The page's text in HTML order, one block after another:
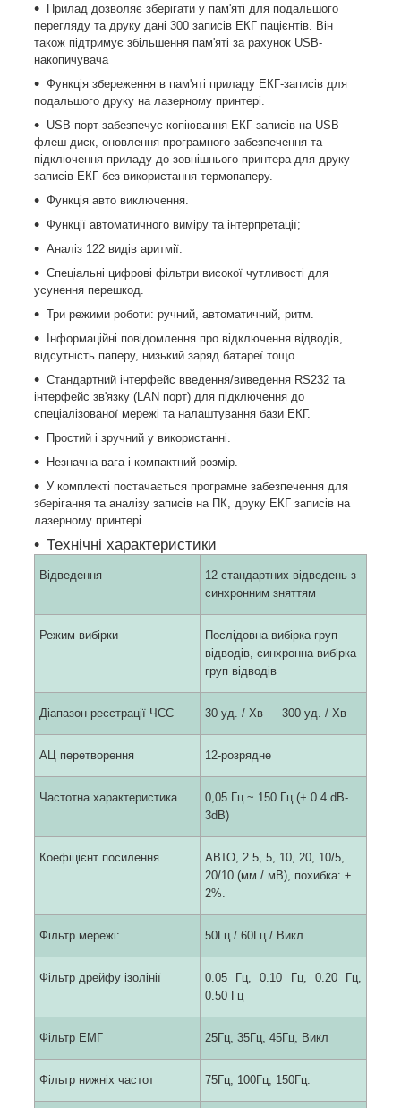
Прилад дозволяє зберігати у пам'яті для подальшого
перегляду та друку дані 300 записів ЕКГ пацієнтів. Він
також підтримує збільшення пам'яті за рахунок USB-
накопичувача
Функція збереження в пам'яті приладу ЕКГ-записів для
подальшого друку на лазерному принтері.
USB порт забезпечує копіювання ЕКГ записів на USB
флеш диск, оновлення програмного забезпечення та
підключення приладу до зовнішнього принтера для друку
записів ЕКГ без використання термопаперу.
Функція авто виключення.
Функції автоматичного виміру та інтерпретації;
Аналіз 122 видів аритмії.
Спеціальні цифрові фільтри високої чутливості для
усунення перешкод.
Три режими роботи: ручний, автоматичний, ритм.
Інформаційні повідомлення про відключення відводів,
відсутність паперу, низький заряд батареї тощо.
Стандартний інтерфейс введення/виведення RS232 та
інтерфейс зв'язку (LAN порт) для підключення до
спеціалізованої мережі та налаштування бази ЕКГ.
Простий і зручний у використанні.
Незначна вага і компактний розмір.
У комплекті постачається програмне забезпечення для
зберігання та аналізу записів на ПК, друку ЕКГ записів на
лазерному принтері.
Технічні характеристики
Відведення
12 стандартних відведень з
синхронним зняттям
Режим вибірки
Послідовна вибірка груп
відводів, синхронна вибірка
груп відводів
Діапазон реєстрації ЧСС 30 уд. / Хв ― 300 уд. / Хв
АЦ перетворення 12-розрядне
Частотна характеристика
0,05 Гц ~ 150 Гц (+ 0.4 dB-
3dB)
Коефіцієнт посилення
АВТО, 2.5, 5, 10, 20, 10/5,
20/10 (мм / мВ), похибка: ±
2%.
Фільтр мережі: 50Гц / 60Гц / Викл.
Фільтр дрейфу ізолінії
0.05 Гц, 0.10 Гц, 0.20 Гц,
0.50 Гц
Фільтр ЕМГ 25Гц, 35Гц, 45Гц, Викл
Фільтр нижніх частот 75Гц, 100Гц, 150Гц.